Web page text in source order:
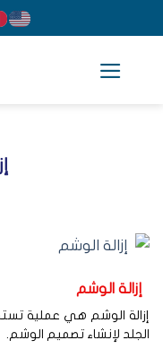
الوشم
الوشم هي عملية
لإنشاء تصميم الوشم.